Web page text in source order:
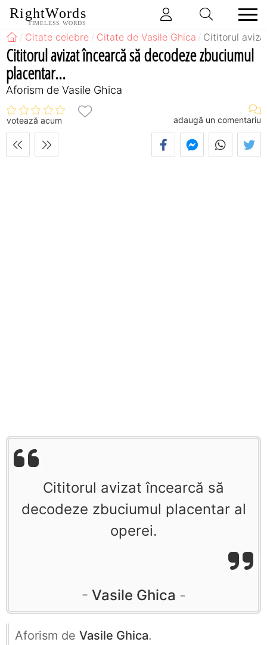
RightWords
TIMELESS WORDS
Citate celebre Citate de Vasile Ghica Cititorul
Cititorul avizat încearcă să decodeze zbuciumul
placentar...
Aforism de Vasile Ghica
votează acum adaugă un comentariu
Cititorul avizat încearcă să
decodeze zbuciumul placentar al
operei.
Vasile Ghica
Aforism de Vasile Ghica.